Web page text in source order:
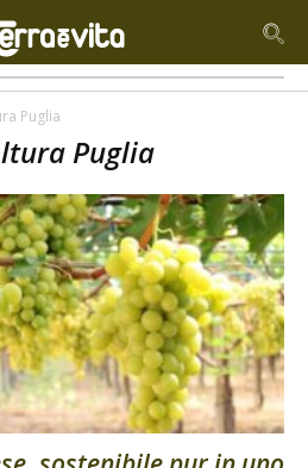
Puglia
Puglia